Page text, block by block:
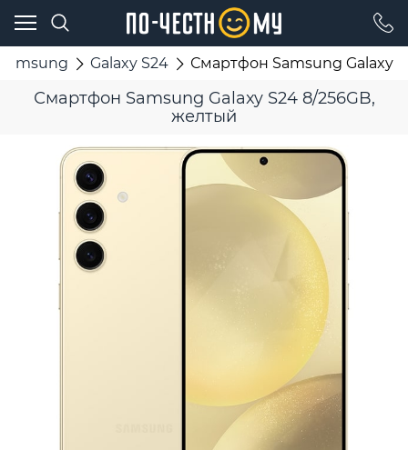
Galaxy S24 Смартфон Samsung Galaxy
Смартфон Samsung Galaxy S24 8/256GB,
желтый